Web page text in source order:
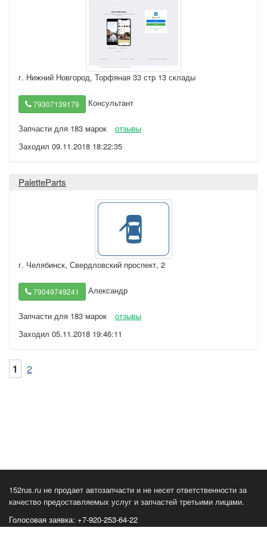
г. Нижний Новгород, Торфяная 33 стр 13 склады
79307139179 Консультант
Запчасти для 183 марок
отзывы
Заходил 09.11.2018 18:22:35
PaletteParts
г. Челябинск, Свердловский проспект, 2
79049749241 Александр
Запчасти для 183 марок
отзывы
Заходил 05.11.2018 19:46:11
1 2
152rus.ru не продает автозапчасти и не несет ответственности за
качество предоставляемых услуг и запчастей третьими лицами.
Голосовая заявка: +7-920-253-64-22